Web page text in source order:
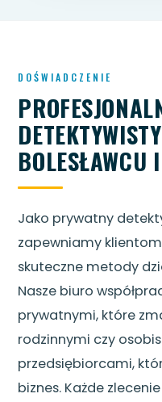
DOŚWIADCZENIE
BOLESŁAWCU
Jako prywatny
zapewniamy
skuteczne metody
Nasze biuro
prywatnymi, które
rodzinnymi czy
przedsiębiorcami,
biznes. Każde